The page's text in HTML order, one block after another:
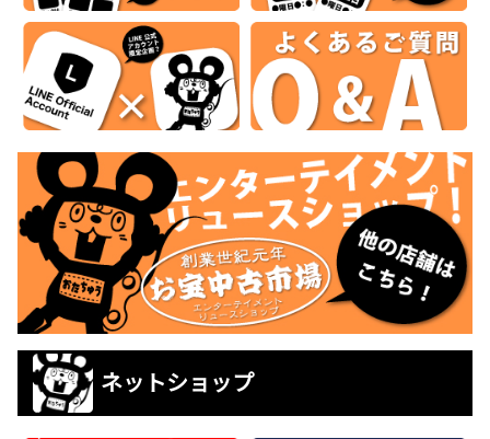
ネットショップ